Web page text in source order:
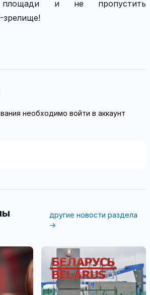
площади и не пропустить
зрелище!
необходимо войти в аккаунт
другие новости раздела
→